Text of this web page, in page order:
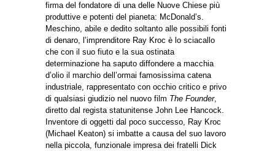
firma del fondatore di una delle Nuove Chiese più
produttive e potenti del pianeta: McDonald’s.
Meschino, abile e dedito soltanto alle possibili fonti
di denaro, l’imprenditore Ray Kroc è lo sciacallo
che con il suo fiuto e la sua ostinata
determinazione ha saputo diffondere a macchia
d’olio il marchio dell’ormai famosissima catena
industriale, rappresentato con occhio critico e privo
di qualsiasi giudizio nel nuovo film The Founder,
diretto dal regista statunitense John Lee Hancock.
Inventore di oggetti dal poco successo, Ray Kroc
(Michael Keaton) si imbatte a causa del suo lavoro
nella piccola, funzionale impresa dei fratelli Dick